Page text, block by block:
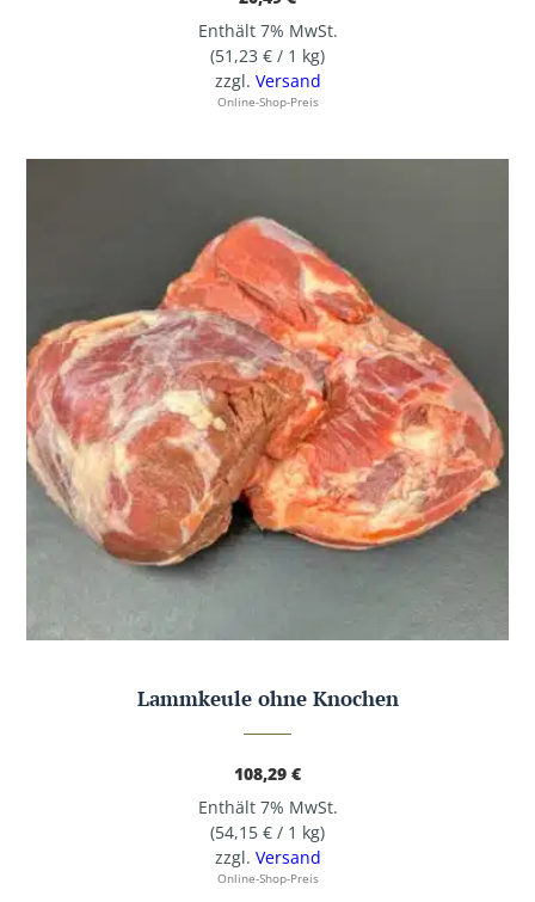
Enthält 7% MwSt.
(51,23 € / 1 kg)
zzgl. Versand
Online-Shop-Preis
Lammkeule ohne Knochen
108,29 €
Enthält 7% MwSt.
(54,15 € / 1 kg)
zzgl. Versand
Online-Shop-Preis